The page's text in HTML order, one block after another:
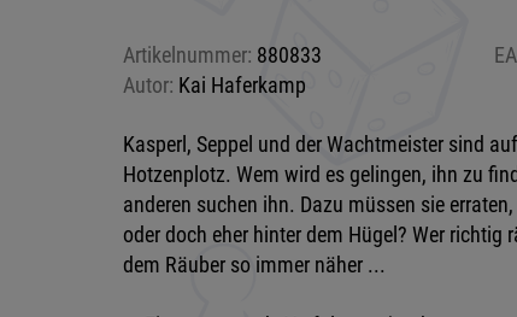
Artikelnummer: 880833
Autor: Kai Haferkamp
Kasperl, Seppel und der Wachtmeister sind
Hotzenplotz. Wem wird es gelingen, ihn zu
anderen suchen ihn. Dazu müssen sie
oder doch eher hinter dem Hügel? Wer
dem Räuber so immer näher ...